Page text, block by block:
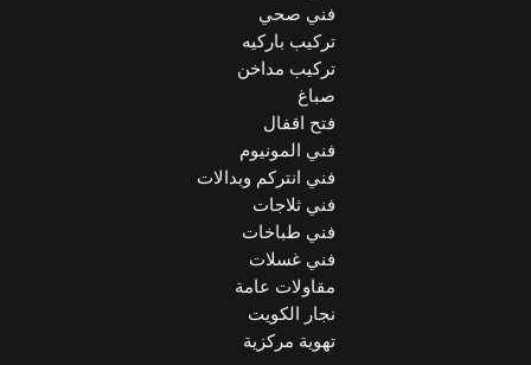
فني صحي
تركيب باركيه
تركيب مداخن
صباغ
فتح اقفال
فني المونيوم
فني انتركم وبدالات
فني ثلاجات
فني طباخات
فني غسلات
مقاولات عامة
نجار الكويت
تهوية مركزية